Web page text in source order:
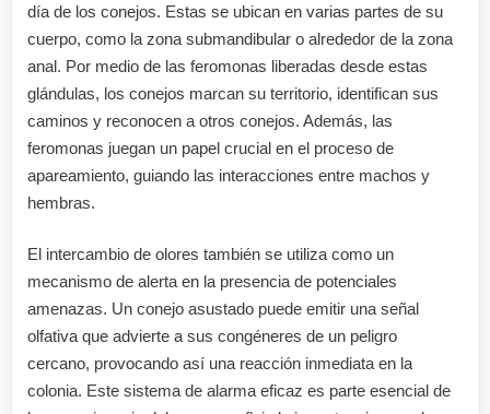
día de los conejos. Estas se ubican en varias partes de su
cuerpo, como la zona submandibular o alrededor de la zona
anal. Por medio de las feromonas liberadas desde estas
glándulas, los conejos marcan su territorio, identifican sus
caminos y reconocen a otros conejos. Además, las
feromonas juegan un papel crucial en el proceso de
apareamiento, guiando las interacciones entre machos y
hembras.
El intercambio de olores también se utiliza como un
mecanismo de alerta en la presencia de potenciales
amenazas. Un conejo asustado puede emitir una señal
olfativa que advierte a sus congéneres de un peligro
cercano, provocando así una reacción inmediata en la
colonia. Este sistema de alarma eficaz es parte esencial de